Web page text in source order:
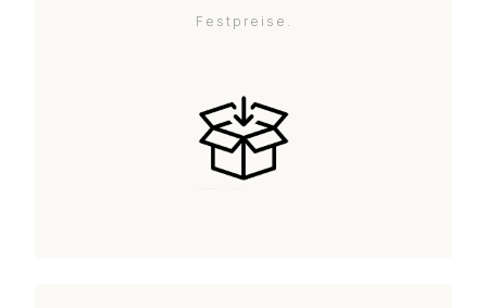
Festpreise.